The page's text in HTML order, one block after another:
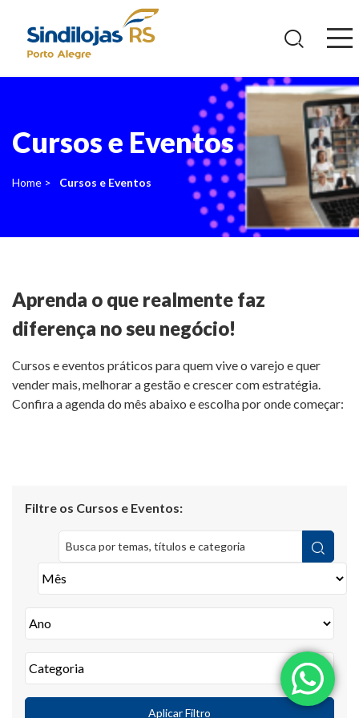
Cursos e Eventos
Home > Cursos e Eventos
Aprenda o que realmente faz
diferença no seu negócio!
Cursos e eventos práticos para quem vive o varejo e quer
vender mais, melhorar a gestão e crescer com estratégia.
Confira a agenda do mês abaixo e escolha por onde começar:
Filtre os Cursos e Eventos:
Aplicar Filtro